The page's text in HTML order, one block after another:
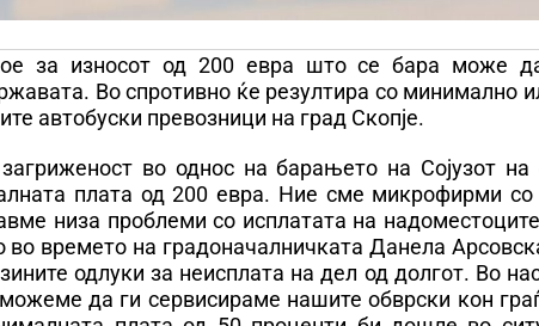
за износот од 200 евра што се бара може
Во спротивно ќе резултира со минимално
автобуски превозници на град Скопје.
во однос на барањето на Сојузот на
плата од 200 евра. Ние сме микрофирми со
низа проблеми со исплатата на
во времето на градоначалничката Данела
одлуки за неисплата на дел од долгот. Во
да ги сервисираме нашите обврски кон